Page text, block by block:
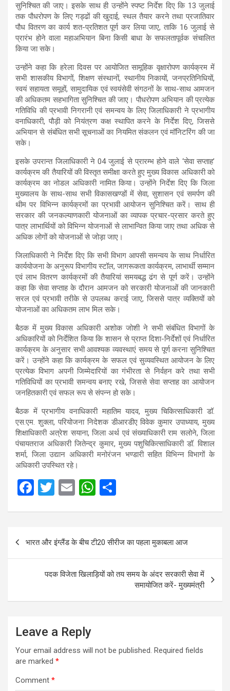
सुनिश्चित की जाए। इसके साथ ही उन्होंने स्पष्ट निर्देश दिए कि 13 जुलाई
तक पौधरोपण के लिए गड्ढों की खुदाई, स्थल तैयार करने तथा प्रजातिवार
पौध वितरण का कार्य शत-प्रतिशत पूर्ण कर लिया जाए, ताकि 16 जुलाई से
प्रारंभ होने वाला महाअभियान बिना किसी बाधा के सफलतापूर्वक संचालित
किया जा सके।
उन्होंने कहा कि हरेला दिवस पर आयोजित सामूहिक वृक्षारोपण कार्यक्रम में
सभी शासकीय विभागों, शिक्षण संस्थानों, स्थानीय निकायों, जनप्रतिनिधियों,
स्वयं सहायता समूहों, सामुदायिक एवं स्वयंसेवी संगठनों के साथ-साथ आमजन
की अधिकतम सहभागिता सुनिश्चित की जाए। पौधरोपण अभियान की प्रत्येक
गतिविधि की प्रभावी निगरानी एवं समन्वय के लिए जिलाधिकारी ने प्रभागीय
वनाधिकारी, पौड़ी को नियंत्रण कक्ष स्थापित करने के निर्देश दिए, जिससे
अभियान से संबंधित सभी सूचनाओं का नियमित संकलन एवं मॉनिटरिंग की जा
सके।
इसके उपरान्त जिलाधिकारी ने 04 जुलाई से प्रारम्भ होने वाले ‘सेवा सप्ताह’
कार्यक्रम की तैयारियों की विस्तृत समीक्षा करते हुए मुख्य विकास अधिकारी को
कार्यक्रम का नोडल अधिकारी नामित किया। उन्होंने निर्देश दिए कि जिला
मुख्यालय के साथ-साथ सभी विकासखण्डों में सेवा, सुशासन एवं समर्पण की
थीम पर विभिन्न कार्यक्रमों का प्रभावी आयोजन सुनिश्चित करें। साथ ही
सरकार की जनकल्याणकारी योजनाओं का व्यापक प्रचार-प्रसार करते हुए
पात्र लाभार्थियों को विभिन्न योजनाओं से लाभान्वित किया जाए तथा अधिक से
अधिक लोगों को योजनाओं से जोड़ा जाए।
जिलाधिकारी ने निर्देश दिए कि सभी विभाग आपसी समन्वय के साथ निर्धारित
कार्ययोजना के अनुरूप विभागीय स्टॉल, जागरूकता कार्यक्रम, लाभार्थी सम्मान
एवं लाभ वितरण कार्यक्रमों की तैयारियां समयबद्ध ढंग से पूर्ण करें। उन्होंने
कहा कि सेवा सप्ताह के दौरान आमजन को सरकारी योजनाओं की जानकारी
सरल एवं प्रभावी तरीके से उपलब्ध कराई जाए, जिससे पात्र व्यक्तियों को
योजनाओं का अधिकतम लाभ मिल सके।
बैठक में मुख्य विकास अधिकारी अशोक जोशी ने सभी संबंधित विभागों के
अधिकारियों को निर्देशित किया कि शासन से प्राप्त दिशा-निर्देशों एवं निर्धारित
कार्यक्रम के अनुसार सभी आवश्यक व्यवस्थाएं समय से पूर्ण करना सुनिश्चित
करें। उन्होंने कहा कि कार्यक्रम के सफल एवं सुव्यवस्थित आयोजन के लिए
प्रत्येक विभाग अपनी जिम्मेदारियों का गंभीरता से निर्वहन करे तथा सभी
गतिविधियों का प्रभावी समन्वय बनाए रखे, जिससे सेवा सप्ताह का आयोजन
जनहितकारी एवं सफल रूप से संपन्न हो सके।
बैठक में प्रभागीय वनाधिकारी महातिम यादव, मुख्य चिकित्साधिकारी डॉ.
एस.एम. शुक्ला, परियोजना निदेशक डीआरडीए विवेक कुमार उपाध्याय, मुख्य
शिक्षाधिकारी अत्रेश सयाना, जिला अर्थ एवं संख्याधिकारी राम सलोने, जिला
पंचायतराज अधिकारी जितेन्द्र कुमार, मुख्य पशुचिकित्साधिकारी डॉ. विशाल
शर्मा, जिला उद्यान अधिकारी मनोरंजन भण्डारी सहित विभिन्न विभागों के
अधिकारी उपस्थित रहे।
F
b
o
T
er
E
W
s
A
p
e
navigation
भारत और इंग्लैंड के बीच टी20 सीरीज का पहला मुकाबला आज
पदक विजेता खिलाड़ियों को तय समय के अंदर सरकारी सेवा में
समायोजित करें- मुख्यमंत्री
Leave a Reply
Your email address will not be published. Required fields
are marked *
Comment *